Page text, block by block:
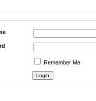
Remember Me